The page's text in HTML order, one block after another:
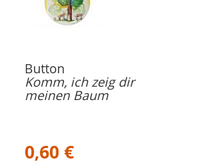
Button
Komm, ich zeig dir
meinen Baum
0,60 €